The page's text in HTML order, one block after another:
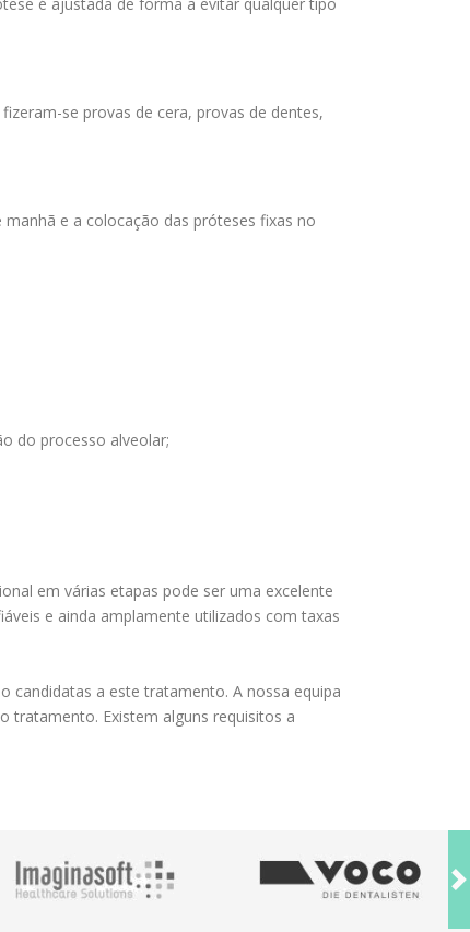
se provas de cera, provas de dentes,
e a colocação das próteses fixas no
do processo alveolar;
em várias etapas pode ser uma excelente
e ainda amplamente utilizados com taxas
candidatas a este tratamento. A nossa equipa
tratamento. Existem alguns requisitos a